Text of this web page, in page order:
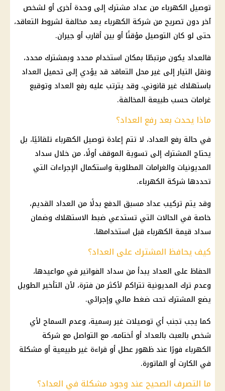
توصيل الكهرباء من عداد مشترك إلى وحدة أخرى أو لشخص
آخر دون تصريح من شركة الكهرباء يعد مخالفة لشروط التعاقد،
حتى لو كان التوصيل مؤقتًا أو بين أقارب أو جيران.
فالعداد يكون مرتبطًا بمكان استخدام محدد وبمشترك محدد،
ونقل التيار إلى غير محل التعاقد قد يؤدي إلى تحميل العداد
باستهلاك غير قانوني، وقد يترتب عليه رفع العداد وتوقيع
غرامات حسب طبيعة المخالفة.
ماذا يحدث بعد رفع العداد؟
في حالة رفع العداد، لا تتم إعادة توصيل الكهرباء تلقائيًا، بل
يحتاج المشترك إلى تسوية الموقف أولًا، من خلال سداد
المديونيات والغرامات المطلوبة واستكمال الإجراءات التي
تحددها شركة الكهرباء.
وقد يتم تركيب عداد مسبق الدفع بدلًا من العداد القديم،
خاصة في الحالات التي تستدعي ضبط الاستهلاك وضمان
سداد قيمة الكهرباء قبل استخدامها.
كيف يحافظ المشترك على العداد؟
الحفاظ على العداد يبدأ من سداد الفواتير في مواعيدها،
وعدم ترك المديونية تتراكم لأكثر من فترة، لأن التأخير الطويل
يضع المشترك تحت ضغط مالي وإجرائي.
كما يجب تجنب أي توصيلات غير رسمية، وعدم السماح لأي
شخص بالعبث بالعداد أو أختامه، مع التواصل مع شركة
الكهرباء فورًا عند ظهور عطل أو قراءة غير طبيعية أو مشكلة
في الكارت أو الفاتورة.
ما التصرف الصحيح عند وجود مشكلة في العداد؟